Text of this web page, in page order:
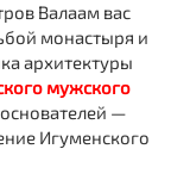
Валаам вас
монастыря и
архитектуры
мужского
—
Игуменского